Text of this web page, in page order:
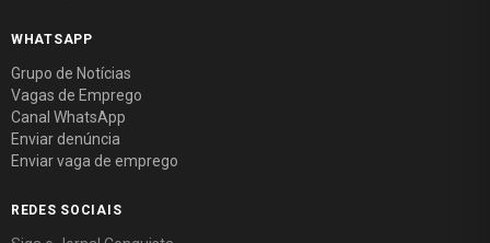
WHATSAPP
Grupo de Notícias
Vagas de Emprego
Canal WhatsApp
Enviar denúncia
Enviar vaga de emprego
REDES SOCIAIS